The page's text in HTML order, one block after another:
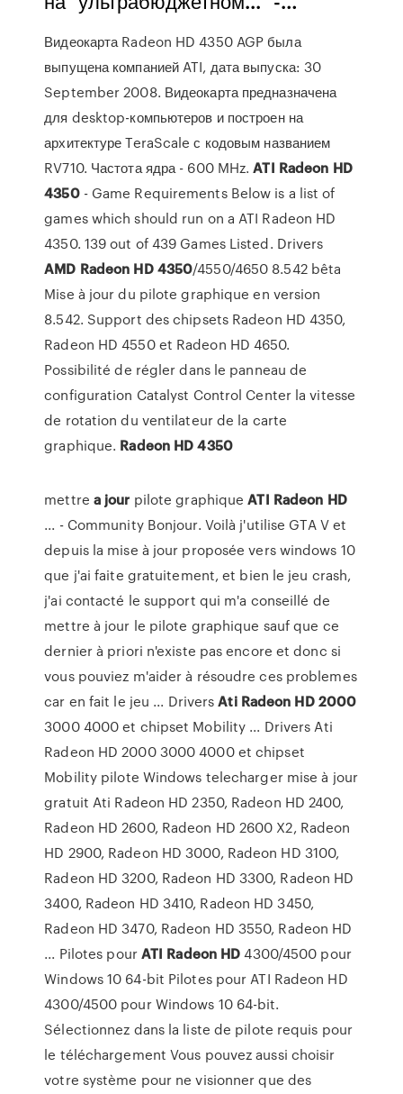
Видеокарта Radeon HD 4350 AGP была
выпущена компанией ATI, дата выпуска: 30
September 2008. Видеокарта предназначена
для desktop-компьютеров и построен на
архитектуре TeraScale с кодовым названием
RV710. Частота ядра - 600 MHz.ATI Radeon HD
4350- Game Requirements Below is a list of
games which should run on a ATI Radeon HD
4350. 139 out of 439 Games Listed. Drivers
AMD Radeon HD 4350/4550/4650 8.542 bêta
Mise à jour du pilote graphique en version
8.542. Support des chipsets Radeon HD 4350,
Radeon HD 4550 et Radeon HD 4650.
Possibilité de régler dans le panneau de
configuration Catalyst Control Center la vitesse
de rotation du ventilateur de la carte
graphique. Radeon HD 4350
mettre a jour pilote graphiqueATI Radeon HD
... - Community Bonjour. Voilà j'utilise GTA V et
depuis la mise à jour proposée vers windows 10
que j'ai faite gratuitement, et bien le jeu crash,
j'ai contacté le support qui m'a conseillé de
mettre à jour le pilote graphique sauf que ce
dernier à priori n'existe pas encore et donc si
vous pouviez m'aider à résoudre ces problemes
car en fait le jeu ... DriversAti Radeon HD 2000
3000 4000 et chipset Mobility ... Drivers Ati
Radeon HD 2000 3000 4000 et chipset
Mobility pilote Windows telecharger mise à jour
gratuit Ati Radeon HD 2350, Radeon HD 2400,
Radeon HD 2600, Radeon HD 2600 X2, Radeon
HD 2900, Radeon HD 3000, Radeon HD 3100,
Radeon HD 3200, Radeon HD 3300, Radeon HD
3400, Radeon HD 3410, Radeon HD 3450,
Radeon HD 3470, Radeon HD 3550, Radeon HD
... Pilotes pourATI Radeon HD4300/4500 pour
Windows 10 64-bit Pilotes pour ATI Radeon HD
4300/4500 pour Windows 10 64-bit.
Sélectionnez dans la liste de pilote requis pour
le téléchargement Vous pouvez aussi choisir
votre système pour ne visionner que des